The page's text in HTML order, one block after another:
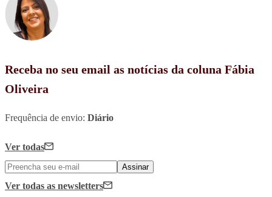
Receba no seu email as notícias da coluna Fábia
Oliveira
Frequência de envio: Diário
Ver todas
Assinar
Ver todas as newsletters